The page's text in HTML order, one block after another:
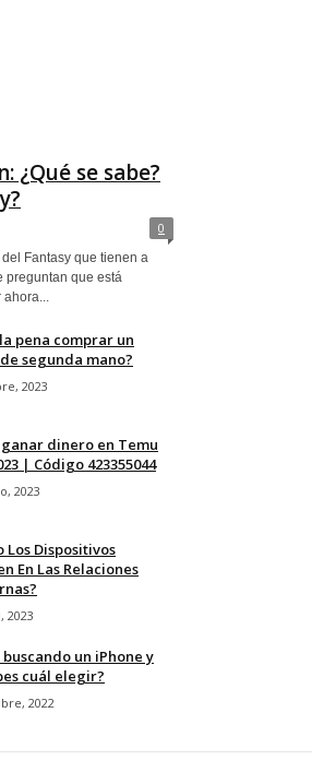
¿Qué se sabe?
0
Fantasy que tienen a
preguntan que está
ahora...
pena comprar un
segunda mano?
2023
ganar dinero en Temu
| Código 423355044
2023
Los Dispositivos
En Las Relaciones
2023
buscando un iPhone y
cuál elegir?
2022